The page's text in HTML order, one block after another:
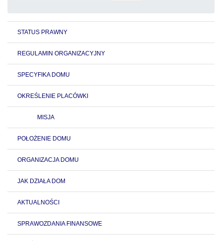
STATUS PRAWNY
REGULAMIN ORGANIZACYJNY
SPECYFIKA DOMU
OKREŚLENIE PLACÓWKI
MISJA
POŁOŻENIE DOMU
ORGANIZACJA DOMU
JAK DZIAŁA DOM
AKTUALNOŚCI
SPRAWOZDANIA FINANSOWE